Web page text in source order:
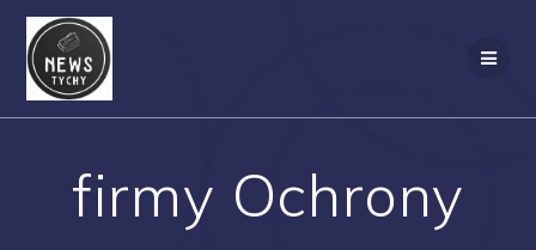
firmy Ochrony